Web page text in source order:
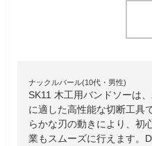
ナックルバール(10代・男性)
SK11 木工用バンドソーは
に適した高性能な切断工具
らかな刃の動きにより、初
業もスムーズに行えます。